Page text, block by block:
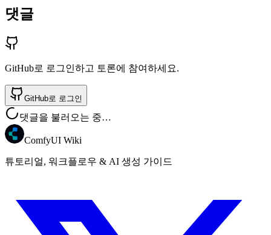
댓글
GitHub로 로그인하고 토론에 참여하세요.
GitHub로 로그인
댓글을 불러오는 중…
ComfyUI Wiki
튜토리얼, 워크플로우 & AI 생성 가이드